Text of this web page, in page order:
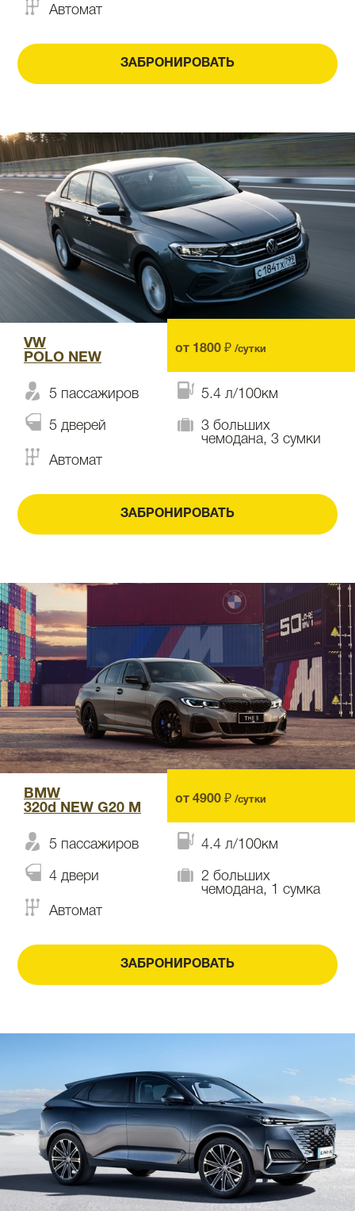
Автомат
ЗАБРОНИРОВАТЬ
VW
POLO NEW
от 1800 ₽ /сутки
5 пассажиров 5.4 л/100км
5 дверей
3 больших
чемодана, 3 сумки
Автомат
ЗАБРОНИРОВАТЬ
BMW
320d NEW G20 М
от 4900 ₽ /сутки
5 пассажиров 4.4 л/100км
4 двери
2 больших
чемодана, 1 сумка
Автомат
ЗАБРОНИРОВАТЬ